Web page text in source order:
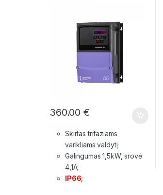
360.00€
Skirtas trifaziams
varikliams valdyti;
Galingumas 1,5kW, srovė
4,1A;
IP66;